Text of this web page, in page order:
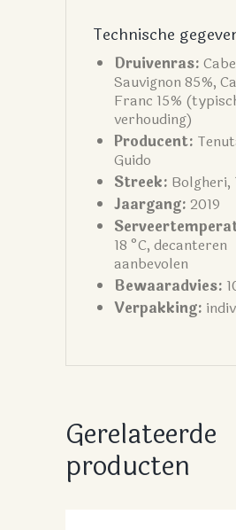
Technische
Druivenras:
Sauvignon 85%,
Franc 15%
verhouding)
Producent:
Guido
Streek: Bolgheri,
Jaargang: 2019
18 °C, decanteren
aanbevolen
Bewaaradvies:
Verpakking:
Gerelateerde
producten